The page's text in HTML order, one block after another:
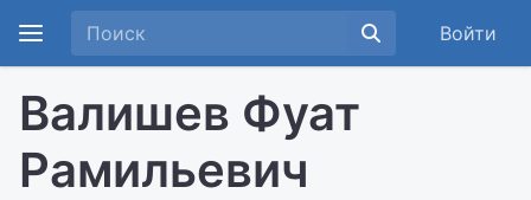
Войти
Валишев Фуат
Рамильевич